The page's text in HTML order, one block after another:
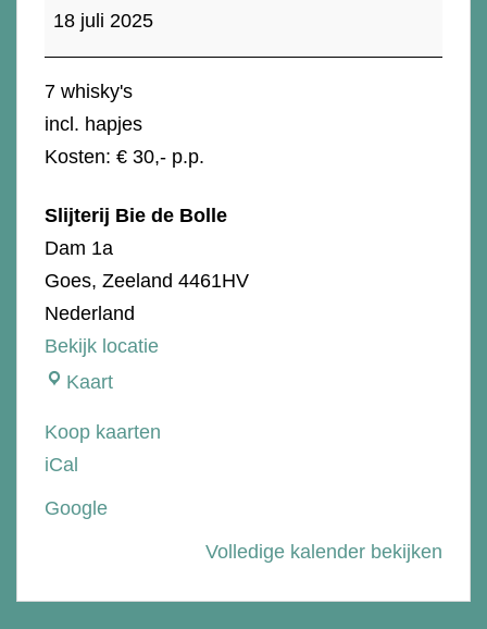
proeverij
18 juli 2025
7 whisky's
incl. hapjes
Kosten: € 30,- p.p.
Slijterij Bie de Bolle
Dam 1a
Goes, Zeeland 4461HV
Nederland
Bekijk locatie
KaartSlijterij
de
Koop kaarten
iCal
Google
Volledige kalender bekijken